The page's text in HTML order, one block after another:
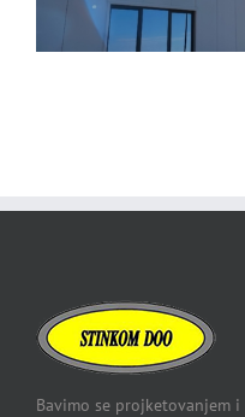
Bavimo se projketovanjem